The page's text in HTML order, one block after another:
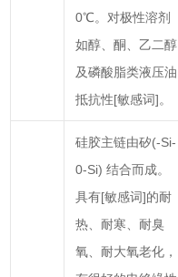
0℃。对极性溶剂
如醇、酮、乙二醇
及磷酸脂类液压油
抵抗性[敏感词]。
硅胶主链由矽(-Si-
0-Si) 结合而成。
具有[敏感词]的耐
热、耐寒、耐臭
氧、耐大氧老化，